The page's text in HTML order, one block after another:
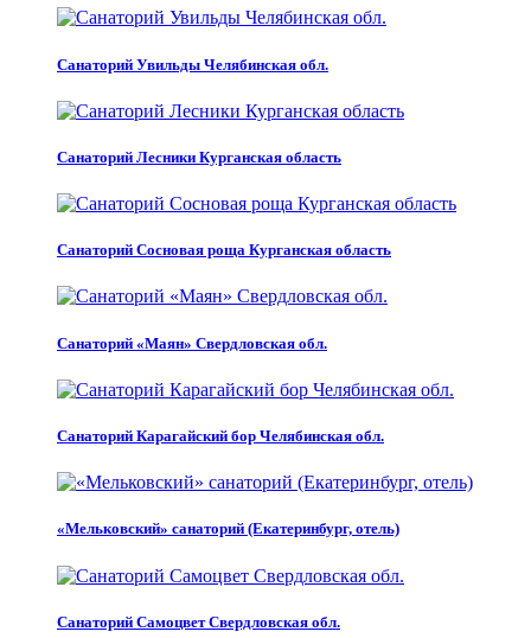
Санаторий Увильды Челябинская обл.
Санаторий Лесники Курганская область
Санаторий Сосновая роща Курганская область
Санаторий «Маян» Свердловская обл.
Санаторий Карагайский бор Челябинская обл.
«Мельковский» санаторий (Екатеринбург, отель)
Санаторий Самоцвет Свердловская обл.